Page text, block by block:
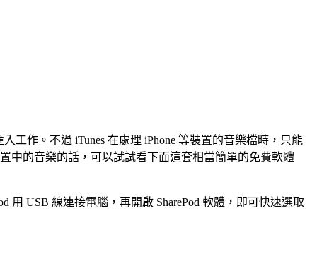
工作。不過 iTunes 在處理 iPhone 等裝置的音樂檔時，只能
中的音樂的話，可以試試看下面這套相當簡單的免費軟體
用 USB 線連接電腦，再開啟 SharePod 軟體，即可快速選取